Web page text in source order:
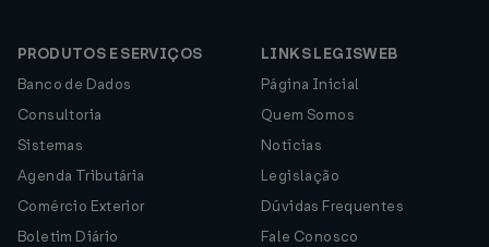
PRODUTOS E SERVIÇOS
Banco de Dados
Consultoria
Sistemas
Agenda Tributária
Comércio Exterior
Boletim Diário
LINKS LEGISWEB
Página Inicial
Quem Somos
Notícias
Legislação
Dúvidas Frequentes
Fale Conosco